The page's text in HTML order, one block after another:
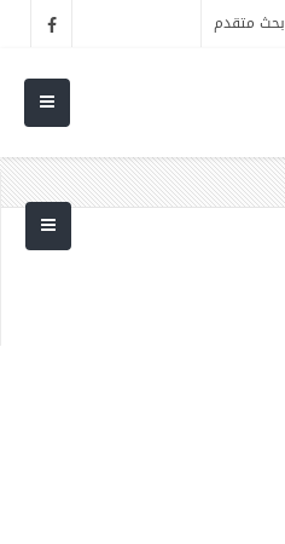
بحث متقدم